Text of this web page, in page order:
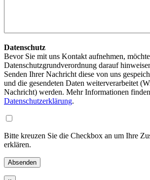
Datenschutz
Bevor Sie mit uns Kontakt aufnehmen,
Datenschutzgrundverordnung darauf
Senden Ihrer Nachricht diese von uns
und die gesendeten Daten weiterverarbeitet
Nachricht) werden. Mehr Informationen
Datenschutzerklärung.
Bitte kreuzen Sie die Checkbox an um Ihre
erklären.